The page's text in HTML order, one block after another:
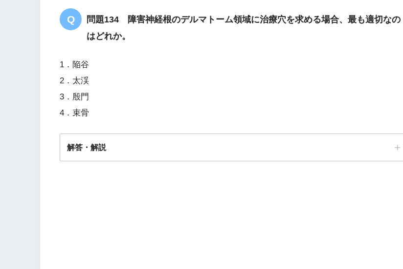
問題134 障害神経根のデルマトーム領域に治療穴を求める場合、最も適切なの
はどれか。
1．陥谷
2．太渓
3．殷門
4．束骨
解答・解説